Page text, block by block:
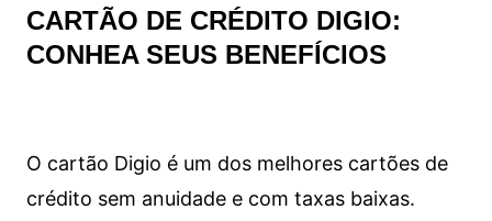
CARTÃO DE CRÉDITO DIGIO:
CONHEA SEUS BENEFÍCIOS
O cartão Digio é um dos melhores cartões de
crédito sem anuidade e com taxas baixas.